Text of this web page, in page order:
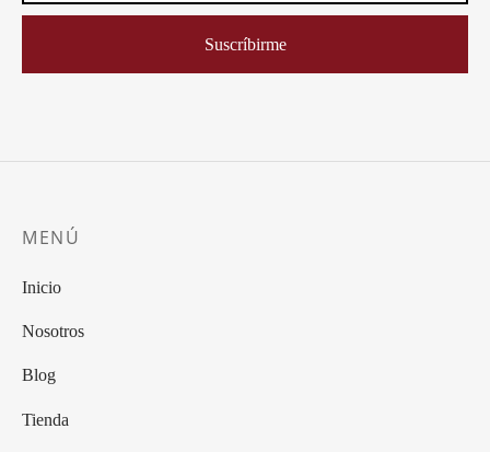
MENÚ
Inicio
Nosotros
Blog
Tienda